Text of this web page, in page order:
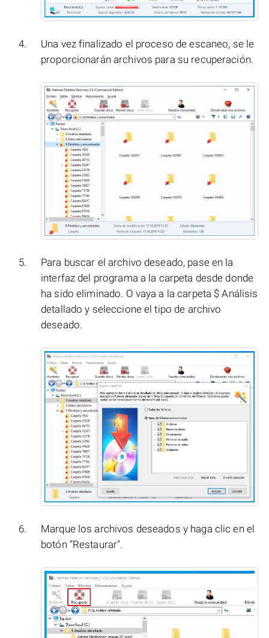
Una vez finalizado el proceso de escaneo, se le
proporcionarán archivos para su recuperación.
Para buscar el archivo deseado, pase en la
interfaz del programa a la carpeta desde donde
ha sido eliminado. O vaya a la carpeta $ Análisis
detallado y seleccione el tipo de archivo
deseado.
Marque los archivos deseados y haga clic en el
botón “Restaurar”.